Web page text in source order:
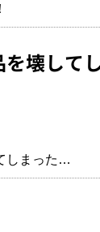
を壊して
しまった…